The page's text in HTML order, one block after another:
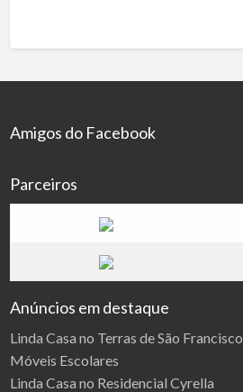
Amigos do Facebook
Parceiros
Anúncios em destaque
Linda Casa no Terras de São Francisco
Móveis Escolares
Linda Casa no Residencial Cyrella